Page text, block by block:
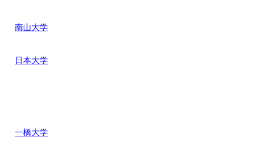
南山大学
日本大学
一橋大学